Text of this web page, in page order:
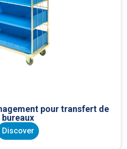
pour transfert de
bureaux
Discover